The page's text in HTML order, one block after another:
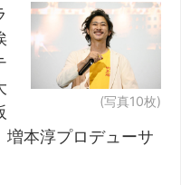
(写真10枚)
増本淳プロデューサ